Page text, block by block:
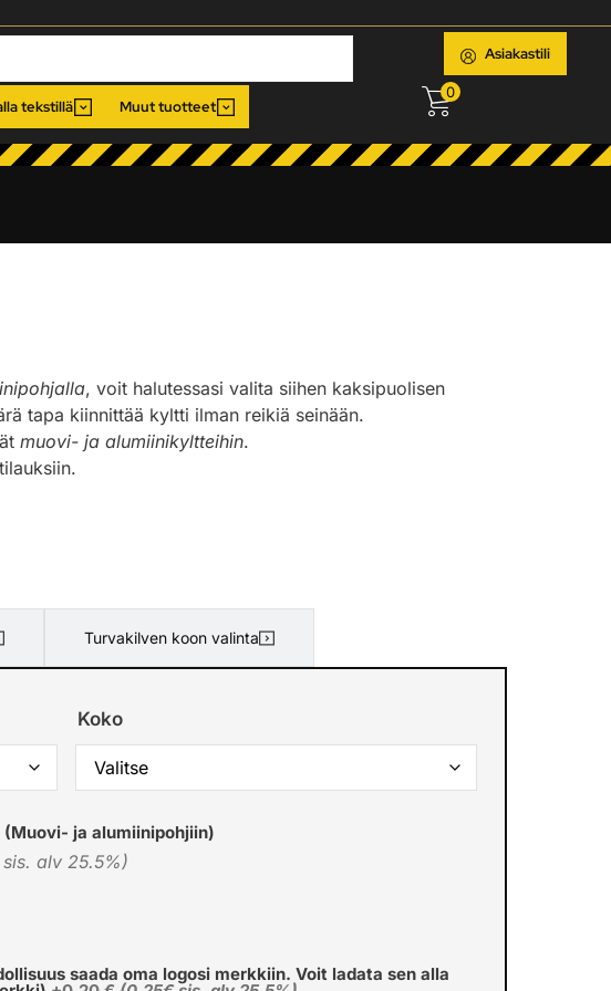
tekstillä Muut tuotteet
Asiakastili
0
, voit halutessasi valita siihen kaksipuolisen
tapa kiinnittää kyltti ilman reikiä seinään.
muovi- ja alumiinikyltteihin.
Turvakilven koon valinta
Koko
ja alumiinipohjiin)
sis. alv 25.5%)
saada oma logosi merkkiin. Voit ladata sen alla